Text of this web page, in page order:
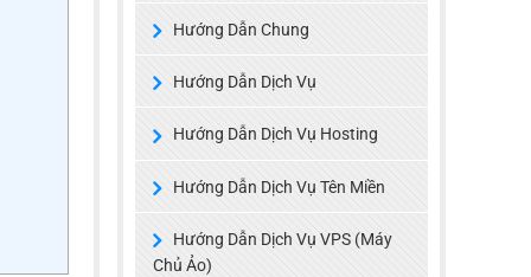
Hướng Dẫn Chung
Hướng Dẫn Dịch Vụ
Hướng Dẫn Dịch Vụ Hosting
Hướng Dẫn Dịch Vụ Tên Miền
Hướng Dẫn Dịch Vụ VPS (Máy
Chủ Ảo)